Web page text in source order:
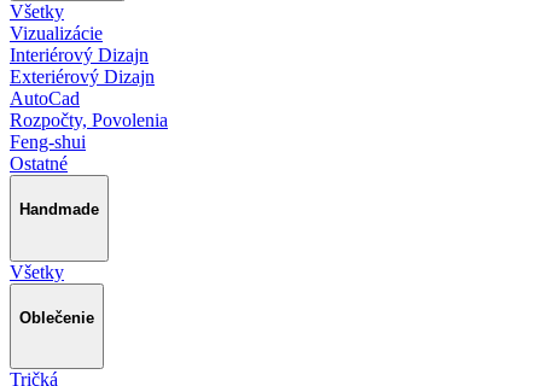
Všetky
Vizualizácie
Interiérový Dizajn
Exteriérový Dizajn
AutoCad
Rozpočty, Povolenia
Feng-shui
Ostatné
Handmade
Všetky
Oblečenie
Tričká